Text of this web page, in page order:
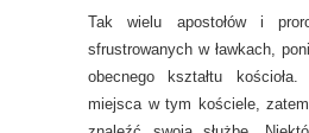
Tak wielu apostołów i
sfrustrowanych w ławkach,
obecnego kształtu
miejsca w tym kościele,